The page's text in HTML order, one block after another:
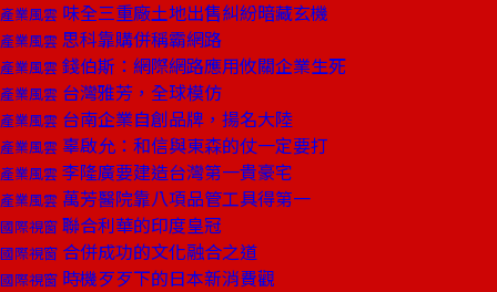
產業風雲 味全三重廠土地出售糾紛暗藏玄機
產業風雲 思科靠購併稱霸網路
產業風雲 錢伯斯：網際網路應用攸關企業生死
產業風雲 台灣雅芳，全球模仿
產業風雲 台南企業自創品牌，揚名大陸
產業風雲 辜啟允：和信與東森的仗一定要打
產業風雲 李隆廣要建造台灣第一貴豪宅
產業風雲 萬芳醫院靠八項品管工具得第一
國際視窗 聯合利華的印度皇冠
國際視窗 合併成功的文化融合之道
國際視窗 時機歹歹下的日本新消費觀